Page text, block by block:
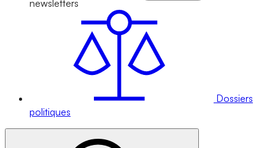
newsletters
Dossiers
politiques